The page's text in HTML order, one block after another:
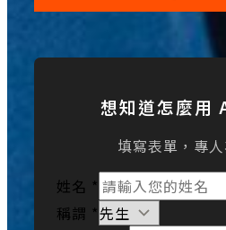
想知道怎麼用
填寫表單，專
姓名 *
稱謂 *